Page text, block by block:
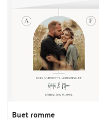
Buet ramme